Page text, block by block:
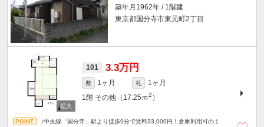
築年月1962年 / 1階建
東京都国分寺市東元町2丁目
101 3.3万円
敷 1ヶ月 礼
1ヶ月
1階 その他（17.25ｍ2 ）
♪中央線「国分寺」駅より徒歩9分で賃料33,000円！倉庫利用可の１